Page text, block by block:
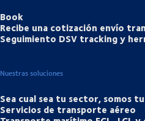
Book
Recibe una cotización envío
Seguimiento DSV tracking y
Nuestras soluciones
Sea cual sea tu sector, somos
Servicios de transporte aéreo